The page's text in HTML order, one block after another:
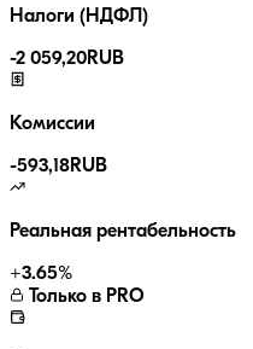
Налоги (НДФЛ)
-2 059,20RUB
Комиссии
-593,18RUB
Реальная рентабельность
+3.65%
Только в PRO